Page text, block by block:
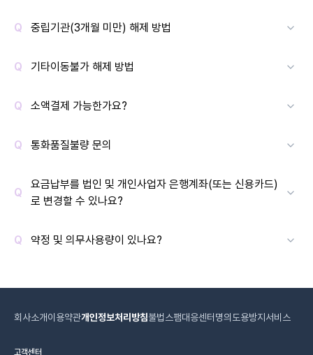
중립기관(3개월 미만) 해제 방법
기타이동불가 해제 방법
소액결제 가능한가요?
통화품질불량 문의
요금납부를 법인 및 개인사업자 은행계좌(또는 신용카드)
로 변경할 수 있나요?
약정 및 의무사용량이 있나요?
회사소개이용약관개인정보처리방침불법스팸대응센터 명의도용방지서비스
고객센터